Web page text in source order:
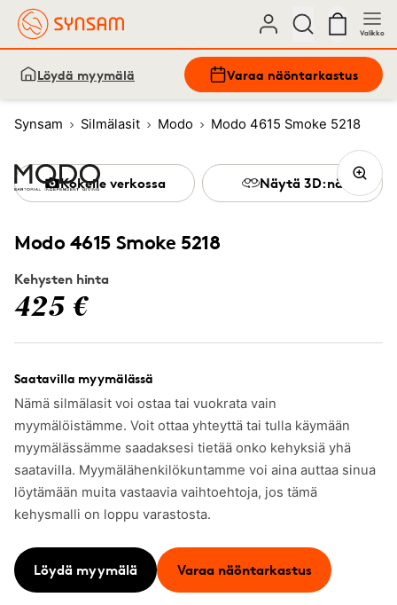
Valikko
Löydä myymälä Varaa näöntarkastus
Synsam Silmälasit Modo Modo 4615 Smoke 5218
Modo 4615 Smoke 5218
Kehysten hinta
425 €
Saatavilla myymälässä
Nämä silmälasit voi ostaa tai vuokrata vain
myymälöistämme. Voit ottaa yhteyttä tai tulla käymään
myymälässämme saadaksesi tietää onko kehyksiä yhä
saatavilla. Myymälähenkilökuntamme voi aina auttaa sinua
löytämään muita vastaavia vaihtoehtoja, jos tämä
kehysmalli on loppu varastosta.
Löydä myymälä Varaa näöntarkastus
Kokeile verkossa Näytä 3D:nä